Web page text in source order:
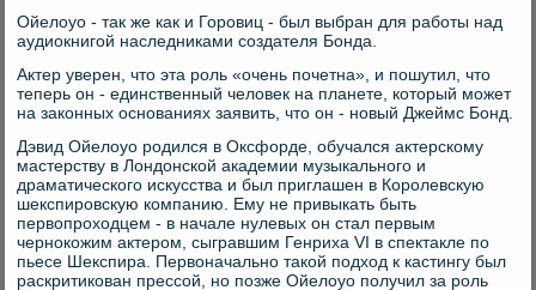
Ойелоуо - так же как и Горовиц - был выбран для работы над
аудиокнигой наследниками создателя Бонда.
Актер уверен, что эта роль «очень почетна», и пошутил, что
теперь он - единственный человек на планете, который может
на законных основаниях заявить, что он - новый Джеймс Бонд.
Дэвид Ойелоуо родился в Оксфорде, обучался актерскому
мастерству в Лондонской академии музыкального и
драматического искусства и был приглашен в Королевскую
шекспировскую компанию. Ему не привыкать быть
первопроходцем - в начале нулевых он стал первым
чернокожим актером, сыгравшим Генриха VI в спектакле по
пьесе Шекспира. Первоначально такой подход к кастингу был
раскритикован прессой, но позже Ойелоуо получил за роль